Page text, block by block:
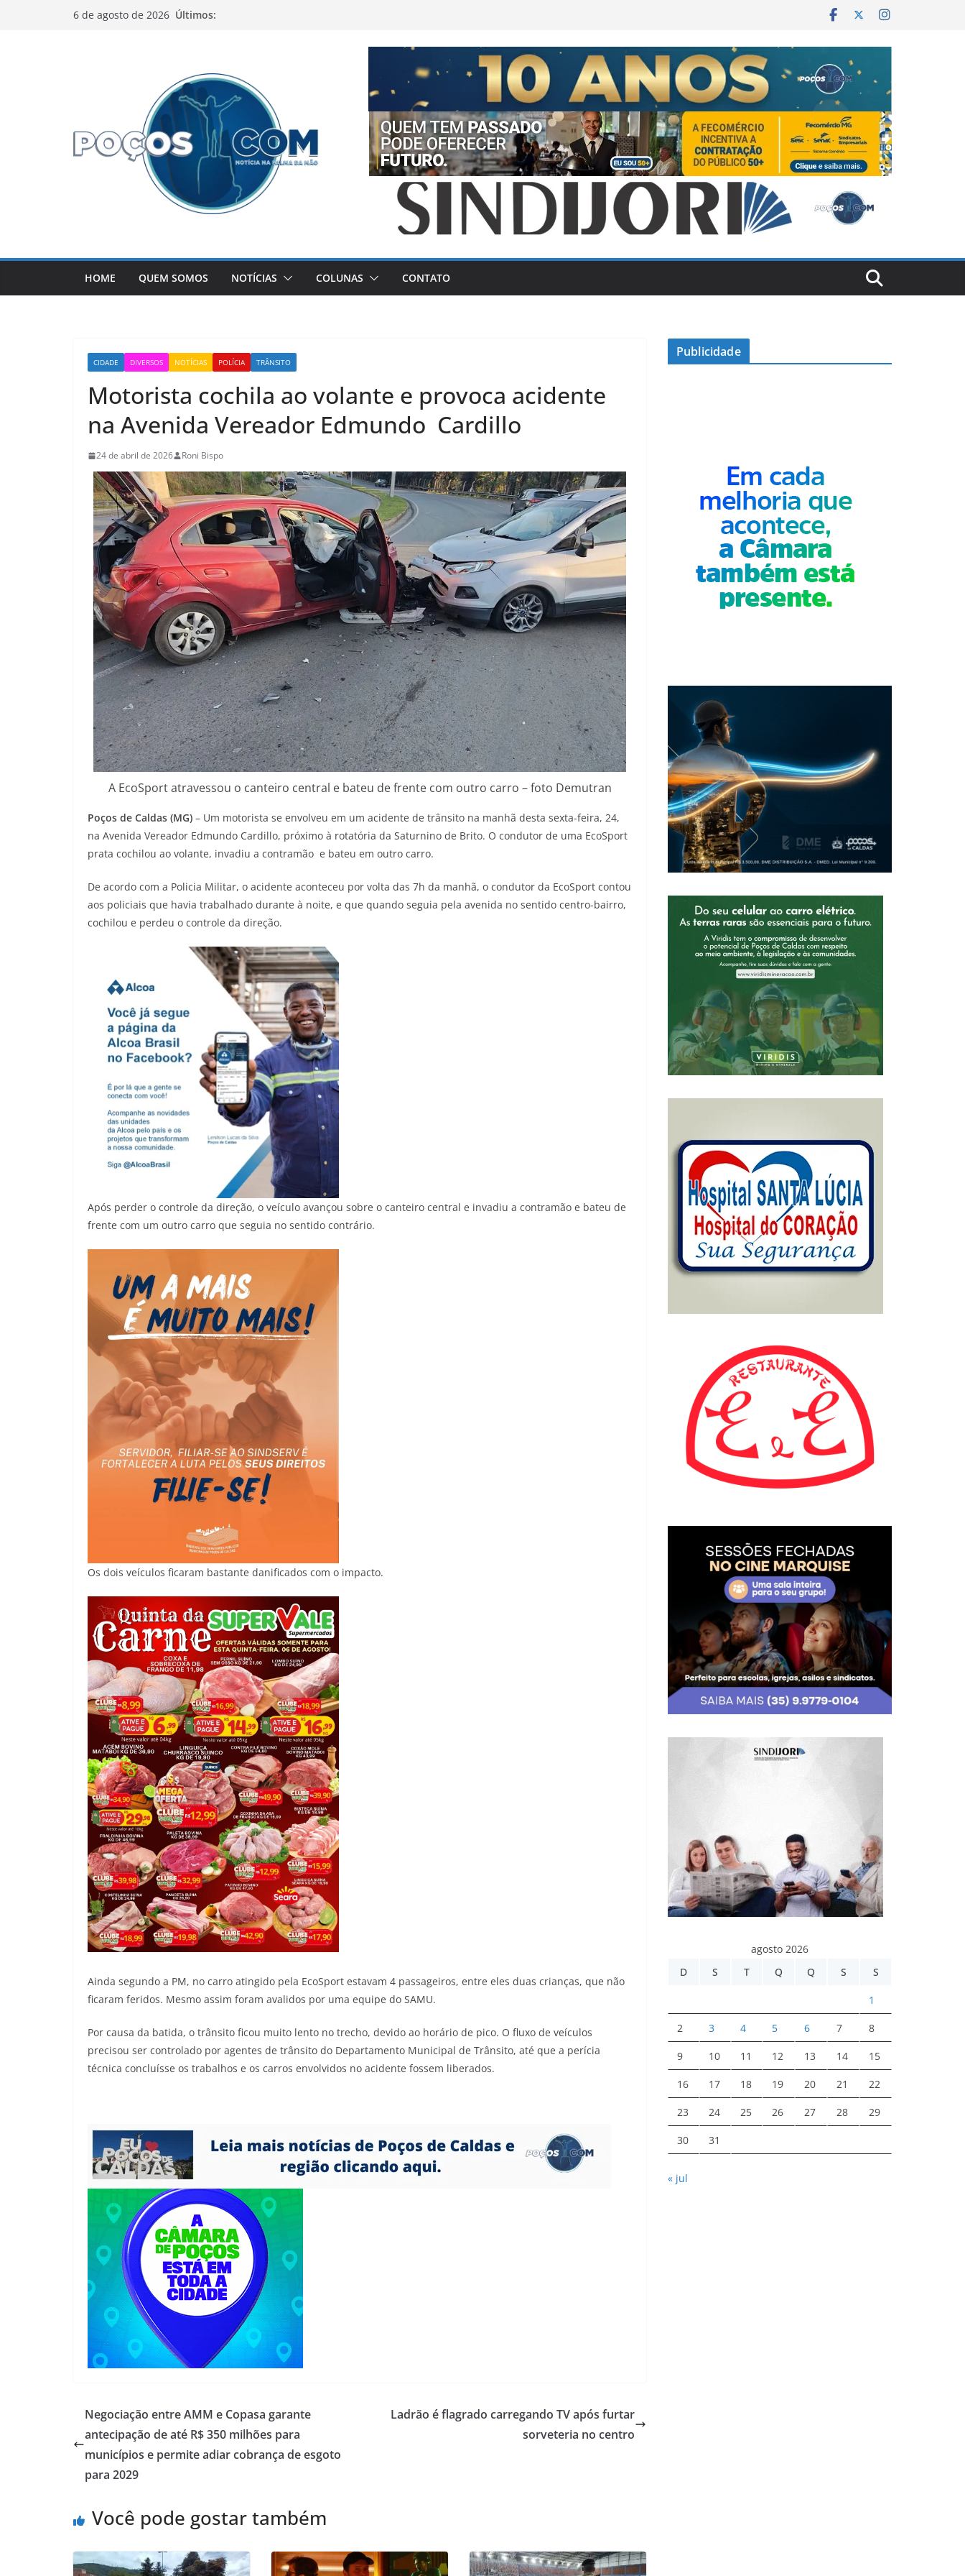
6 de agosto de 2026 Últimos:
HOME QUEM SOMOS NOTÍCIAS COLUNAS CONTATO
CIDADE DIVERSOS NOTÍCIAS POLÍCIA TRÂNSITO
Motorista cochila ao volante e provoca acidente
na Avenida Vereador Edmundo Cardillo
24 de abril de 2026 Roni Bispo
A EcoSport atravessou o canteiro central e bateu de frente com outro carro – foto Demutran
Poços de Caldas (MG) – Um motorista se envolveu em um acidente de trânsito na manhã desta sexta-feira, 24,
na Avenida Vereador Edmundo Cardillo, próximo à rotatória da Saturnino de Brito. O condutor de uma EcoSport
prata cochilou ao volante, invadiu a contramão e bateu em outro carro.
De acordo com a Policia Militar, o acidente aconteceu por volta das 7h da manhã, o condutor da EcoSport contou
aos policiais que havia trabalhado durante à noite, e que quando seguia pela avenida no sentido centro-bairro,
cochilou e perdeu o controle da direção.
Após perder o controle da direção, o veículo avançou sobre o canteiro central e invadiu a contramão e bateu de
frente com um outro carro que seguia no sentido contrário.
Os dois veículos ficaram bastante danificados com o impacto.
Ainda segundo a PM, no carro atingido pela EcoSport estavam 4 passageiros, entre eles duas crianças, que não
ficaram feridos. Mesmo assim foram avalidos por uma equipe do SAMU.
Por causa da batida, o trânsito ficou muito lento no trecho, devido ao horário de pico. O fluxo de veículos
precisou ser controlado por agentes de trânsito do Departamento Municipal de Trânsito, até que a perícia
técnica concluísse os trabalhos e os carros envolvidos no acidente fossem liberados.
Negociação entre AMM e Copasa garante
antecipação de até R$ 350 milhões para
municípios e permite adiar cobrança de esgoto
para 2029
Ladrão é flagrado carregando TV após furtar
sorveteria no centro
Você pode gostar também
Publicidade
agosto 2026
D
S T Q Q S S
1
2 3 4 5 6 7 8
9 10 11 12 13 14 15
16 17 18 19 20 21 22
23 24 25 26 27 28 29
30 31
« jul